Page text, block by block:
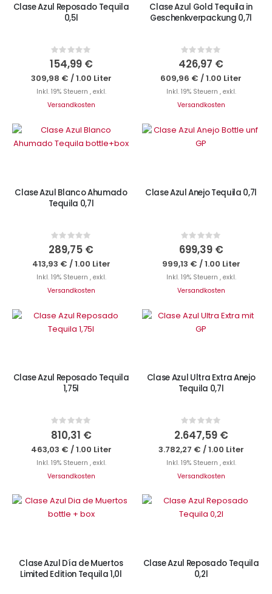
Clase Azul Reposado Tequila
0,5l
Rating:
0%
154,99 €
309,98 € /1.00 Liter
Inkl. 19% Steuern , exkl.
Versandkosten
Clase Azul Gold Tequila in
Geschenkverpackung 0,7l
Rating:
0%
426,97 €
609,96 € /1.00 Liter
Inkl. 19% Steuern , exkl.
Versandkosten
IN DEN WARENKORB
Clase Azul Blanco Ahumado
Tequila 0,7l
Rating:
0%
289,75 €
413,93 € /1.00 Liter
Inkl. 19% Steuern , exkl.
Versandkosten
IN DEN WARENKORB
Clase Azul Anejo Tequila 0,7l
Rating:
0%
699,39 €
999,13 € /1.00 Liter
Inkl. 19% Steuern , exkl.
Versandkosten
IN DEN WARENKORB
Clase Azul Reposado Tequila
1,75l
Rating:
0%
810,31 €
463,03 € /1.00 Liter
Inkl. 19% Steuern , exkl.
Versandkosten
Clase Azul Ultra Extra Anejo
Tequila 0,7l
Rating:
0%
2.647,59 €
3.782,27 € /1.00 Liter
Inkl. 19% Steuern , exkl.
Versandkosten
IN DEN WARENKORB
Clase Azul Día de Muertos
Limited Edition Tequila 1,0l
IN DEN WARENKORB
Clase Azul Reposado Tequila
0,2l